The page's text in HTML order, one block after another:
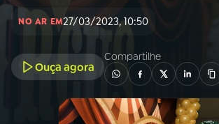
NO AR EM27/03/2023, 10:50
Ouça agora
Compartilhe